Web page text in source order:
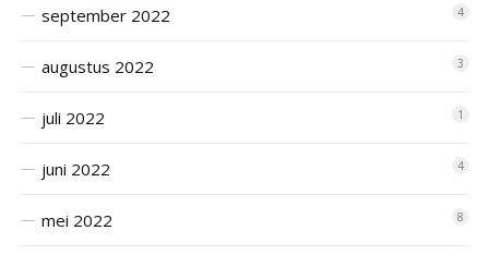
september 2022 4
augustus 2022 3
juli 2022 1
juni 2022 4
mei 2022 8